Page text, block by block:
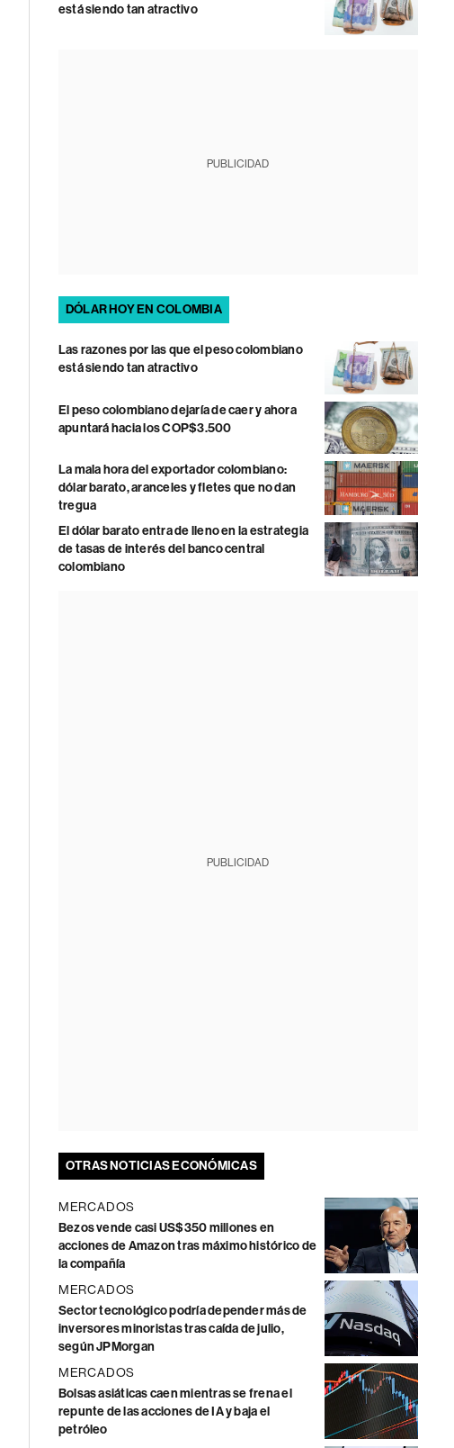
está siendo tan atractivo
PUBLICIDAD
DÓLAR HOY EN COLOMBIA
Las razones por las que el peso colombiano
está siendo tan atractivo
El peso colombiano dejaría de caer y ahora
apuntará hacia los COP$3.500
La mala hora del exportador colombiano:
dólar barato, aranceles y fletes que no dan
tregua
El dólar barato entra de lleno en la estrategia
de tasas de interés del banco central
colombiano
PUBLICIDAD
OTRAS NOTICIAS ECONÓMICAS
MERCADOS
Bezos vende casi US$350 millones en
acciones de Amazon tras máximo histórico de
la compañía
MERCADOS
Sector tecnológico podría depender más de
inversores minoristas tras caída de julio,
según JPMorgan
MERCADOS
Bolsas asiáticas caen mientras se frena el
repunte de las acciones de IA y baja el
petróleo